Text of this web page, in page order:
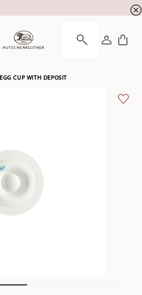
EXTRA 5% OFF and
LOGIN
EGG CUP WITH DEPOSIT
ADD